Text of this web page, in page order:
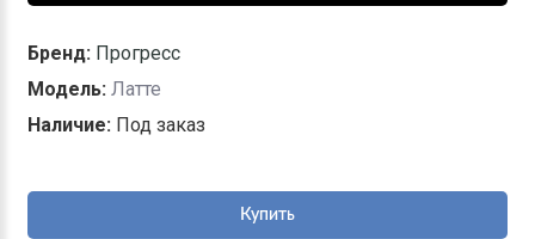
Бренд: Прогресс
Модель: Латте
Наличие: Под заказ
Купить